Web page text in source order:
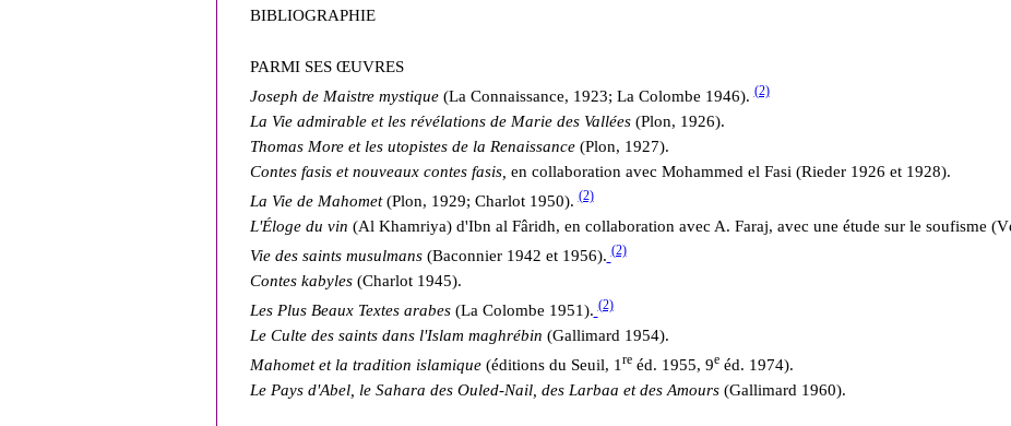
BIBLIOGRAPHIE
PARMI SES ŒUVRES
Joseph de Maistre mystique (La Connaissance, 1923; La Colombe 1946).(2)
La Vie admirable et les révélations de Marie des Vallées (Plon, 1926).
Thomas More et les utopistes de la Renaissance (Plon, 1927).
Contes fasis et nouveaux contes fasis, en collaboration avec Mohammed el Fasi (Rieder 1926 et 1928).
La Vie de Mahomet(Plon, 1929; Charlot 1950).(2)
L'Éloge du vin (Al Khamriya) d'Ibn al Fâridh, en collaboration avec A. Faraj, avec une étude sur le soufisme
Vie des saints musulmans (Baconnier 1942 et 1956). (2)
Contes kabyles (Charlot 1945).
Les Plus Beaux Textes arabes (La Colombe 1951). (2)
Le Culte des saints dans l'Islam maghrébin (Gallimard 1954).
Mahomet et la tradition islamique (éditions du Seuil, 1 reéd. 1955, 9eéd. 1974).
Le Pays d'Abel, le Sahara des Ouled-Nail, des Larbaa et des Amours (Gallimard 1960).